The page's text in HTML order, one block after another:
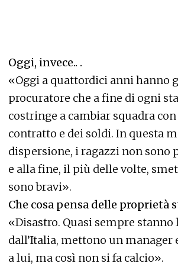
Oggi, invece.. .
«Oggi a quattordici anni hanno
procuratore che a fine di ogni
costringe a cambiar squadra
contratto e dei soldi. In questa
dispersione, i ragazzi non sono
e alla fine, il più delle volte,
sono bravi».
Che cosa pensa delle proprietà
«Disastro. Quasi sempre
dall’Italia, mettono un manager
a lui, ma così non si fa calcio».